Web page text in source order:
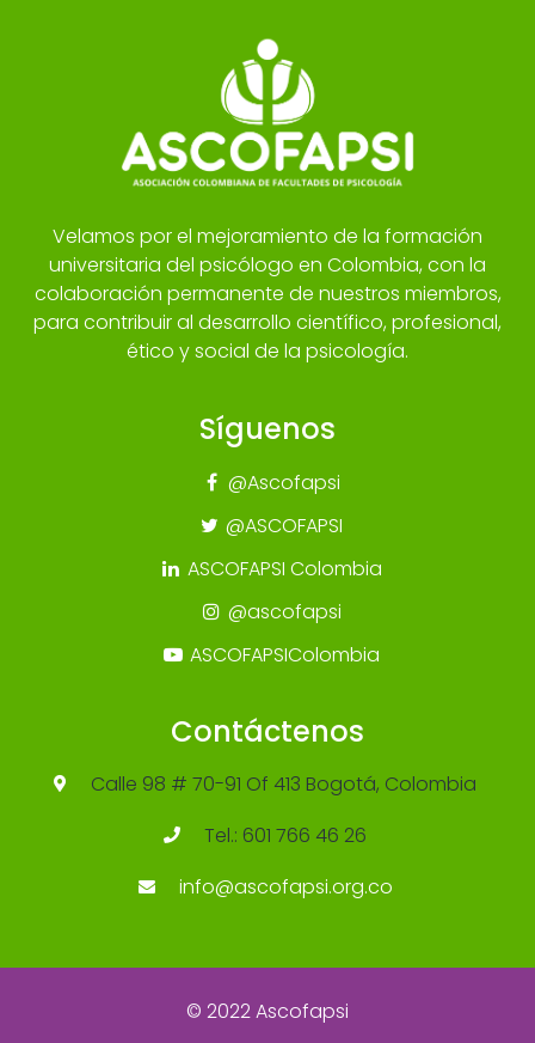
Velamos por el mejoramiento de la formación
universitaria del psicólogo en Colombia, con la
colaboración permanente de nuestros miembros,
para contribuir al desarrollo científico, profesional,
ético y social de la psicología.
Síguenos
@Ascofapsi
@ASCOFAPSI
ASCOFAPSI Colombia
@ascofapsi
ASCOFAPSIColombia
Contáctenos
Calle 98 # 70-91 Of 413 Bogotá, Colombia
Tel.: 601 766 46 26
info@ascofapsi.org.co
© 2022 Ascofapsi